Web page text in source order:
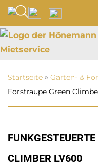
Startseite » Garten- &
Forstraupe Green
CLIMBER LV600